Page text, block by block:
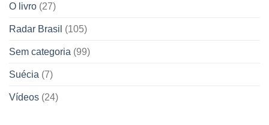
O livro (27)
Radar Brasil (105)
Sem categoria (99)
Suécia (7)
Vídeos (24)